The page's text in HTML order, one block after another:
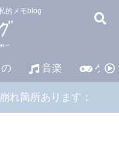
的メモblog
音楽 ゲー
れ箇所あります；